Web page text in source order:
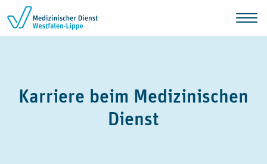
Zum Inhalt springen
Karriere beim Medizinischen
Dienst